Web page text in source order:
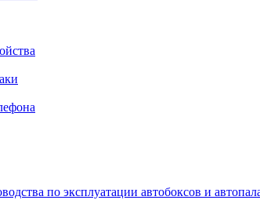
по эксплуатации автобоксов и